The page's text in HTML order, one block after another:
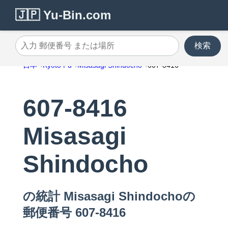
🇯🇵 Yu-Bin.com
入力 郵便番号 または場所
検索
日本 Kyoto Fu Misasagi Shindocho 607-8416
607-8416
Misasagi
Shindocho
の統計 Misasagi Shindochoの
郵便番号 607-8416